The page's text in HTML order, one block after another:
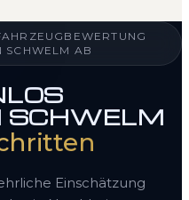
SCHWELM AB
SCHWELM
Einschätzung